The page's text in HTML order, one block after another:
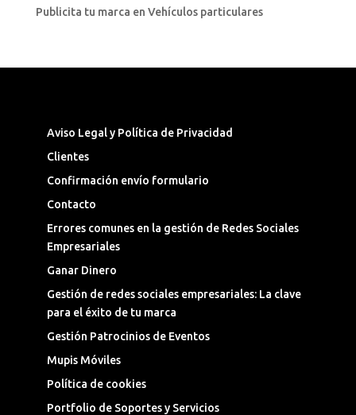
Publicita tu marca en Vehículos particulares
Aviso Legal y Política de Privacidad
Clientes
Confirmación envío formulario
Contacto
Errores comunes en la gestión de Redes Sociales
Empresariales
Ganar Dinero
Gestión de redes sociales empresariales: La clave
para el éxito de tu marca
Gestión Patrocinios de Eventos
Mupis Móviles
Política de cookies
Portfolio de Soportes y Servicios